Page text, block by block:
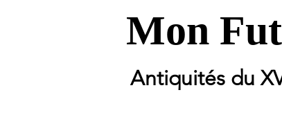
Mon
Antiquités du